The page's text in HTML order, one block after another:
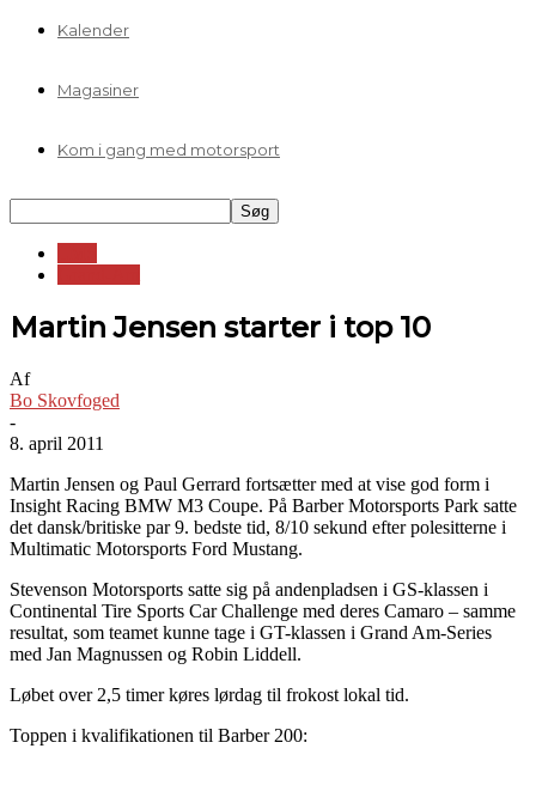
Kalender
Magasiner
Kom i gang med motorsport
Martin Jensen starter i top 10
Af
Bo Skovfoged
-
8. april 2011
Martin Jensen og Paul Gerrard fortsætter med at vise god form i
Insight Racing BMW M3 Coupe. På Barber Motorsports Park satte
det dansk/britiske par 9. bedste tid, 8/10 sekund efter polesitterne i
Multimatic Motorsports Ford Mustang.
Stevenson Motorsports satte sig på andenpladsen i GS-klassen i
Continental Tire Sports Car Challenge med deres Camaro – samme
resultat, som teamet kunne tage i GT-klassen i Grand Am-Series
med Jan Magnussen og Robin Liddell.
Løbet over 2,5 timer køres lørdag til frokost lokal tid.
Toppen i kvalifikationen til Barber 200: